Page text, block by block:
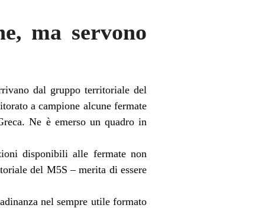
ma servono
dal gruppo territoriale del
a campione alcune fermate
Ne è emerso un quadro in
disponibili alle fermate non
del M5S – merita di essere
nel sempre utile formato